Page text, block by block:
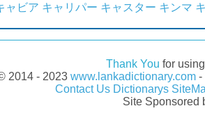
ャビア キャリパー キャスター キンマ
Thank You for
2014 - 2023 www.lankadictionary.com-
Contact Us Dictionarys
Site Sponsored